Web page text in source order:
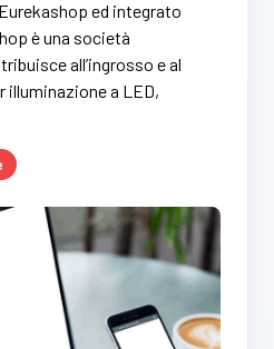
ed integrato
è una società
all’ingrosso e al
a LED,